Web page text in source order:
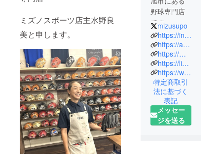
ミズノスポーツ店主水野良
美と申します。
野球専門店
mizusupo
https://instagram.com/mizuno_sports?r=nametag
https://ameblo.jp/mizusupo0561/
https://m.youtube.com/channel/UCdatV3HXAhQPsYDvHObk1Ow?sub_confirmation=1
https://lin.ee/YrlekmJ
https://www.instagram.com/mizuno_sports/shop
特定商取引
法に基づく
表記
メッセー
ジを送る